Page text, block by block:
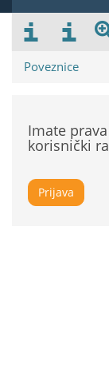
Poveznice
Imate
korisnički
Prijava